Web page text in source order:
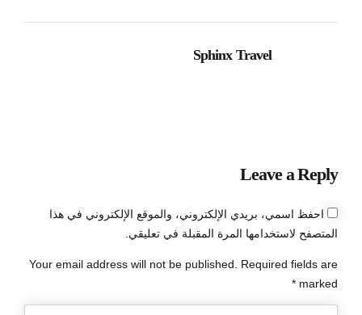
Sphinx Travel
Leave a Reply
Your email address will not be published. Required fields are
marked *
احفظ اسمي، بريدي الإلكتروني، والموقع الإلكتروني في هذا
المتصفح لاستخدامها المرة المقبلة في تعليقي.